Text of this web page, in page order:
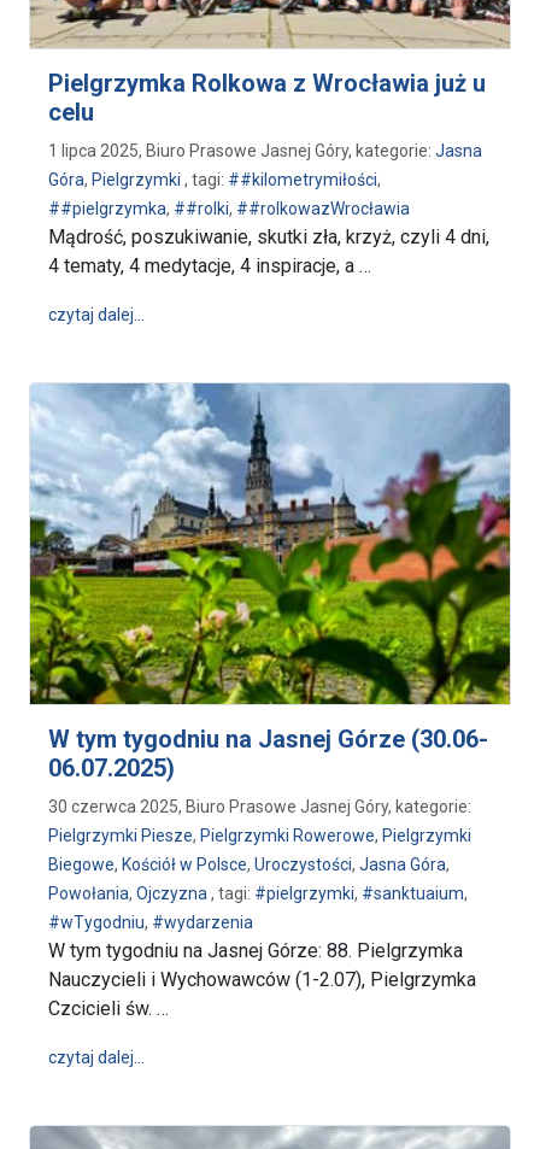
Pielgrzymka Rolkowa z Wrocławia już u
celu
1 lipca 2025, Biuro Prasowe Jasnej Góry, kategorie: Jasna
Góra, Pielgrzymki , tagi: ##kilometrymiłości,
##pielgrzymka, ##rolki, ##rolkowazWrocławia
Mądrość, poszukiwanie, skutki zła, krzyż, czyli 4 dni,
4 tematy, 4 medytacje, 4 inspiracje, a …
czytaj dalej…
W tym tygodniu na Jasnej Górze (30.06-
06.07.2025)
30 czerwca 2025, Biuro Prasowe Jasnej Góry, kategorie:
Pielgrzymki Piesze, Pielgrzymki Rowerowe, Pielgrzymki
Biegowe, Kościół w Polsce, Uroczystości, Jasna Góra,
Powołania, Ojczyzna , tagi: #pielgrzymki, #sanktuaium,
#wTygodniu, #wydarzenia
W tym tygodniu na Jasnej Górze: 88. Pielgrzymka
Nauczycieli i Wychowawców (1-2.07), Pielgrzymka
Czcicieli św. …
czytaj dalej…